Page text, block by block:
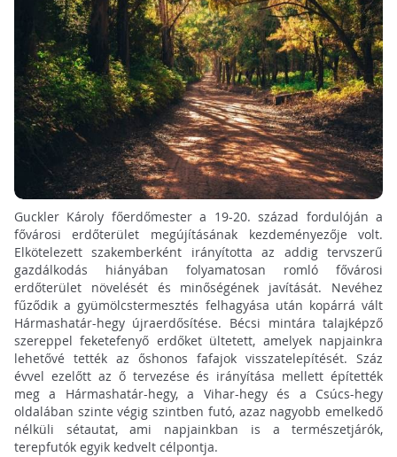
Guckler Károly főerdőmester a 19-20. század fordulóján a
fővárosi erdőterület megújításának kezdeményezője volt.
Elkötelezett szakemberként irányította az addig tervszerű
gazdálkodás hiányában folyamatosan romló fővárosi
erdőterület növelését és minőségének javítását. Nevéhez
fűződik a gyümölcstermesztés felhagyása után kopárrá vált
Hármashatár-hegy újraerdősítése. Bécsi mintára talajképző
szereppel feketefenyő erdőket ültetett, amelyek napjainkra
lehetővé tették az őshonos fafajok visszatelepítését. Száz
évvel ezelőtt az ő tervezése és irányítása mellett építették
meg a Hármashatár-hegy, a Vihar-hegy és a Csúcs-hegy
oldalában szinte végig szintben futó, azaz nagyobb emelkedő
nélküli sétautat, ami napjainkban is a természetjárók,
terepfutók egyik kedvelt célpontja.